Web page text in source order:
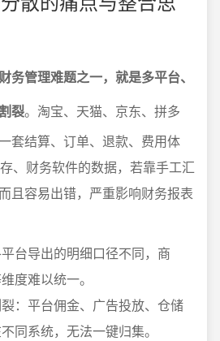
务管理难题之一，就是多平台、
裂。淘宝、天猫、京东、拼多
套结算、订单、退款、费用体
、财务软件的数据，若靠手工汇
且容易出错，严重影响财务报表
台导出的明细口径不同，商
度难以统一。
：平台佣金、广告投放、仓储
同系统，无法一键归集。